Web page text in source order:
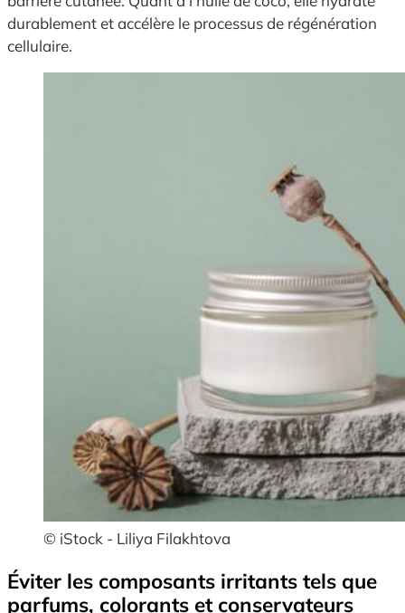
durablement et accélère le processus de régénération
cellulaire.
© iStock - Liliya Filakhtova
Éviter les composants irritants tels que
parfums, colorants et conservateurs